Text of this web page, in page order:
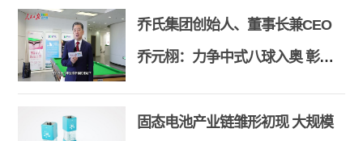
乔氏集团创始人、董事长兼CEO
乔元栩：力争中式八球入奥 彰显
和合共生精神
固态电池产业链雏形初现 大规模